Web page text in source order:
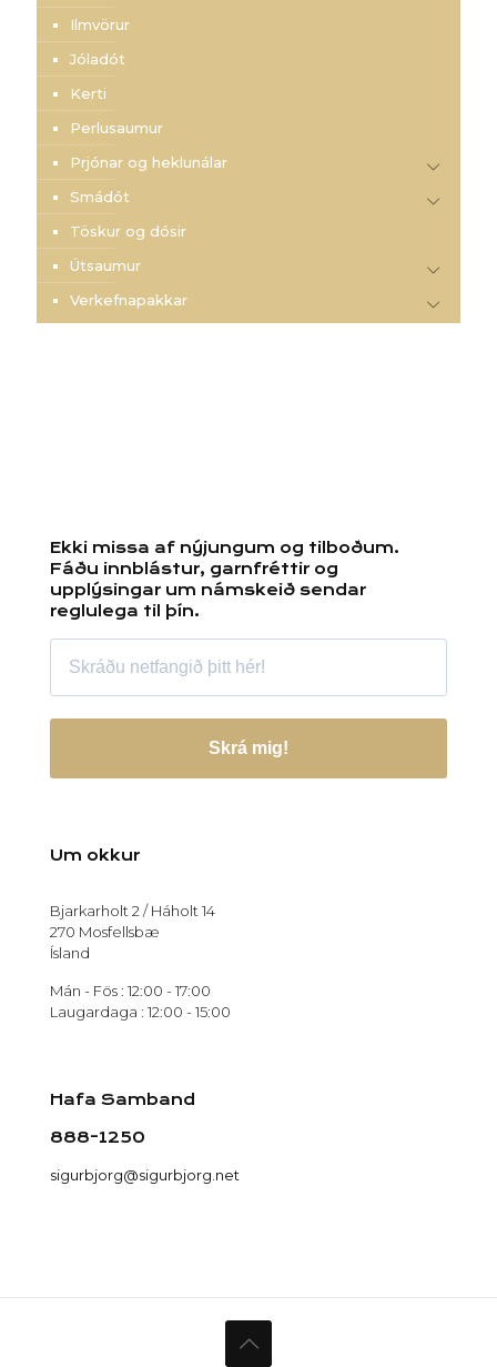
Ilmvörur
Jóladót
Kerti
Perlusaumur
Prjónar og heklunálar
Smádót
Töskur og dósir
Útsaumur
Verkefnapakkar
Ekki missa af nýjungum og tilboðum.
Fáðu innblástur, garnfréttir og
upplýsingar um námskeið sendar
reglulega til þín.
Skrá mig!
Um okkur
Bjarkarholt 2 / Háholt 14
270 Mosfellsbæ
Ísland
Mán - Fös : 12:00 - 17:00
Laugardaga : 12:00 - 15:00
Hafa Samband
888-1250
sigurbjorg@sigurbjorg.net